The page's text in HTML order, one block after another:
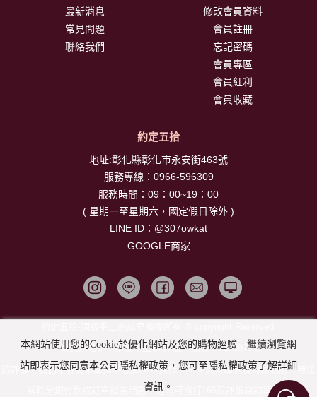
最新消息
常見問題
聯絡我們
修改會員資料
會員註冊
忘記密碼
會員專區
會員紅利
會員收藏
約定五拾
地址:彰化縣彰化市永安街463號
服務專線： 0966-596309
服務時間：09：00~19：00
( 星期一至星期六，國定假日除外 )
LINE ID： @307owkat
GOOGLE商家
營業人名稱 : 半線手工皂坊 統一編號 : 72508792
防詐騙！我們不會要求並指示您至ATM操作。ATM只有匯款及轉帳功能，無法
解除分期付款或訂單錯誤問題。隨時可撥打165反詐騙諮詢專線。
本網站使用您的Cookie於優化網站及您的購物經驗。繼續瀏覽網
站即表示您同意本公司隱私權政策，您可至隱私權政策了解詳細
資訊。